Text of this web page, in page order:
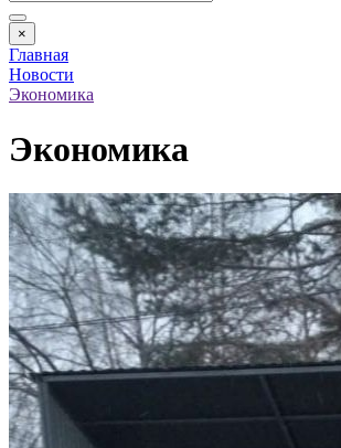
×
Главная
Новости
Экономика
Экономика